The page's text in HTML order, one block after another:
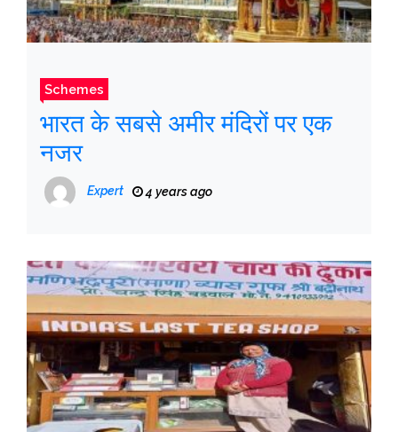
Schemes
भारत के सबसे अमीर मंदिरों पर एक
नजर
Expert 4 years ago